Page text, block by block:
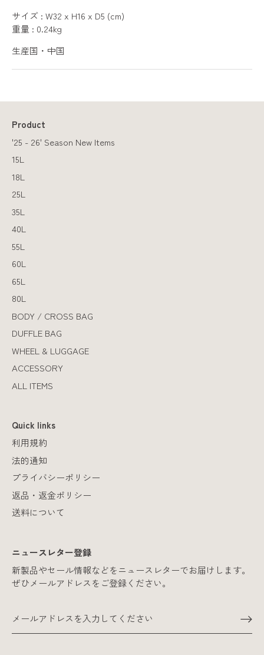
サイズ : W32 x H16 x D5 (cm)
重量 : 0.24kg
生産国・中国
Product
'25 - 26' Season New Items
15L
18L
25L
35L
40L
55L
60L
65L
80L
BODY / CROSS BAG
DUFFLE BAG
WHEEL & LUGGAGE
ACCESSORY
ALL ITEMS
Quick links
利用規約
法的通知
プライバシーポリシー
返品・返金ポリシー
送料について
ニュースレター登録
新製品やセール情報などをニュースレターでお届けします。
ぜひメールアドレスをご登録ください。